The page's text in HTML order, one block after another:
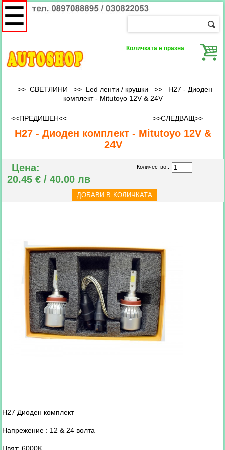
Количката е празна
☰
>> СВЕТЛИНИ >> Led ленти / крушки >> H27 - Диоден
комплект - Mitutoyo 12V & 24V
<<ПРЕДИШЕН<< >>СЛЕДВАЩ>>
H27 - Диоден комплект - Mitutoyo 12V &
24V
Цена:
20.45 € / 40.00 лв
Количество::
H27 Диоден комплект
Напрежение : 12 & 24 волта